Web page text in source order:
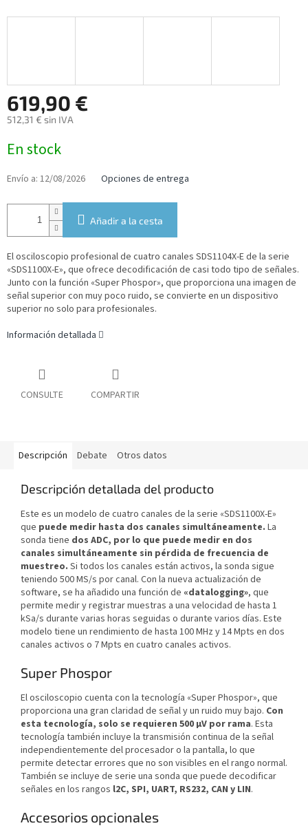
619,90 €
512,31 € sin IVA
de
medida:
En stock
Envío a: 12/08/2026 Opciones de entrega
Añadir a la cesta
El osciloscopio profesional de cuatro canales SDS1104X-E de la serie
«SDS1100X-E», que ofrece decodificación de casi todo tipo de señales.
Junto con la función «Super Phospor», que proporciona una imagen de
señal superior con muy poco ruido, se convierte en un dispositivo
superior no solo para profesionales.
Información detallada
CONSULTE COMPARTIR
Descripción Debate Otros datos
Descripción detallada del producto
Este es un modelo de cuatro canales de la serie «SDS1100X-E»
que puede medir hasta dos canales simultáneamente. La
sonda tiene dos ADC, por lo que puede medir en dos
canales simultáneamente sin pérdida de frecuencia de
muestreo. Si todos los canales están activos, la sonda sigue
teniendo 500 MS/s por canal. Con la nueva actualización de
software, se ha añadido una función de «datalogging», que
permite medir y registrar muestras a una velocidad de hasta 1
kSa/s durante varias horas seguidas o durante varios días. Este
modelo tiene un rendimiento de hasta 100 MHz y 14 Mpts en dos
canales activos o 7 Mpts en cuatro canales activos.
Super Phospor
El osciloscopio cuenta con la tecnología «Super Phospor», que
proporciona una gran claridad de señal y un ruido muy bajo. Con
esta tecnología, solo se requieren 500 µV por rama. Esta
tecnología también incluye la transmisión continua de la señal
independientemente del procesador o la pantalla, lo que
permite detectar errores que no son visibles en el rango normal.
También se incluye de serie una sonda que puede decodificar
señales en los rangos l2C, SPI, UART, RS232, CAN y LIN.
Accesorios opcionales